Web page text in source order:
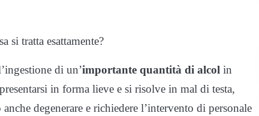
si tratta esattamente?
di un’importante quantità di alcol in
in forma lieve e si risolve in mal di testa,
degenerare e richiedere l’intervento di personale